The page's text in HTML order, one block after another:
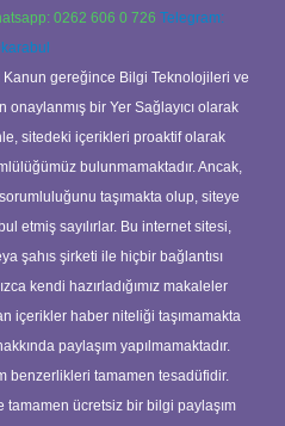
0262 606 0 726 Telegram:
Kanun gereğince Bilgi Teknolojileri ve
onaylanmış bir Yer Sağlayıcı olarak
sitedeki içerikleri proaktif olarak
bulunmamaktadır. Ancak,
taşımakta olup, siteye
etmiş sayılırlar. Bu internet sitesi,
şahıs şirketi ile hiçbir bağlantısı
kendi hazırladığımız makaleler
içerikler haber niteliği taşımamakta
paylaşım yapılmamaktadır.
benzerlikleri tamamen tesadüfidir.
tamamen ücretsiz bir bilgi paylaşım